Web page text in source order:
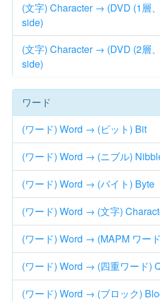
(文字) Character → (DVD (1層
side)
(文字) Character → (DVD (2層
side)
ワード
(ワード) Word → (ビット) Bit
(ワード) Word → (ニブル)
(ワード) Word → (バイト) Byte
(ワード) Word → (文字)
(ワード) Word → (MAPM ワー
(ワード) Word → (四重ワード)
(ワード) Word → (ブロック)